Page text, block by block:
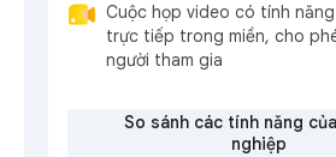
Cuộc họp video có tính
trực tiếp trong miền, cho
người tham gia
So sánh các tính năng
nghiệp